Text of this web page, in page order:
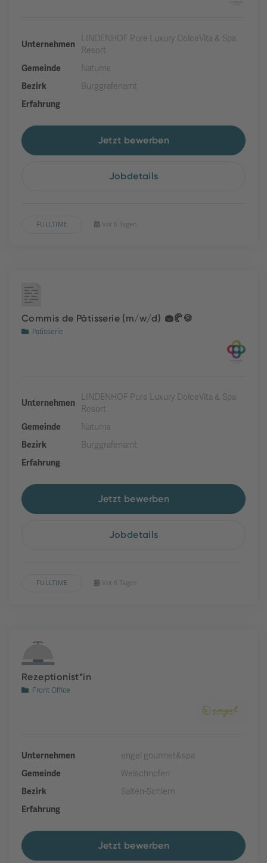
Unternehmen
LINDENHOF Pure Luxury DolceVita & Spa
Resort
Gemeinde
Naturns
Bezirk
Burggrafenamt
Erfahrung
Jetzt bewerben
Jobdetails
FULLTIME Vor 6 Tagen
Commis de Pâtisserie (m/w/d) 🧁🥐🍪
Patisserie
Unternehmen
LINDENHOF Pure Luxury DolceVita & Spa
Resort
Gemeinde
Naturns
Bezirk
Burggrafenamt
Erfahrung
Jetzt bewerben
Jobdetails
FULLTIME Vor 6 Tagen
Rezeptionist*in
Front Office
Unternehmen
engel gourmet&spa
Gemeinde
Welschnofen
Bezirk
Salten-Schlern
Erfahrung
Jetzt bewerben